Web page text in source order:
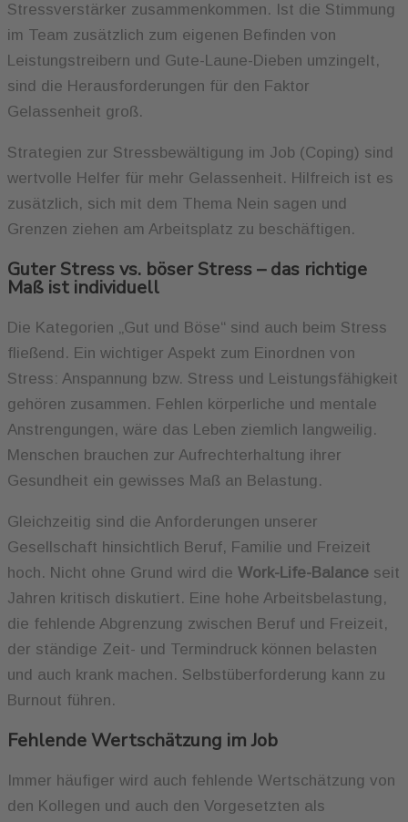
Stressverstärker zusammenkommen. Ist die Stimmung
im Team zusätzlich zum eigenen Befinden von
Leistungstreibern und Gute-Laune-Dieben umzingelt,
sind die Herausforderungen für den Faktor
Gelassenheit groß.
Strategien zur Stressbewältigung im Job (Coping) sind
wertvolle Helfer für mehr Gelassenheit. Hilfreich ist es
zusätzlich, sich mit dem Thema Nein sagen und
Grenzen ziehen am Arbeitsplatz zu beschäftigen.
Guter Stress vs. böser Stress – das richtige
Maß ist individuell
Die Kategorien „Gut und Böse“ sind auch beim Stress
fließend. Ein wichtiger Aspekt zum Einordnen von
Stress: Anspannung bzw. Stress und Leistungsfähigkeit
gehören zusammen. Fehlen körperliche und mentale
Anstrengungen, wäre das Leben ziemlich langweilig.
Menschen brauchen zur Aufrechterhaltung ihrer
Gesundheit ein gewisses Maß an Belastung.
Gleichzeitig sind die Anforderungen unserer
Gesellschaft hinsichtlich Beruf, Familie und Freizeit
hoch. Nicht ohne Grund wird die Work-Life-Balance seit
Jahren kritisch diskutiert. Eine hohe Arbeitsbelastung,
die fehlende Abgrenzung zwischen Beruf und Freizeit,
der ständige Zeit- und Termindruck können belasten
und auch krank machen. Selbstüberforderung kann zu
Burnout führen.
Fehlende Wertschätzung im Job
Immer häufiger wird auch fehlende Wertschätzung von
den Kollegen und auch den Vorgesetzten als